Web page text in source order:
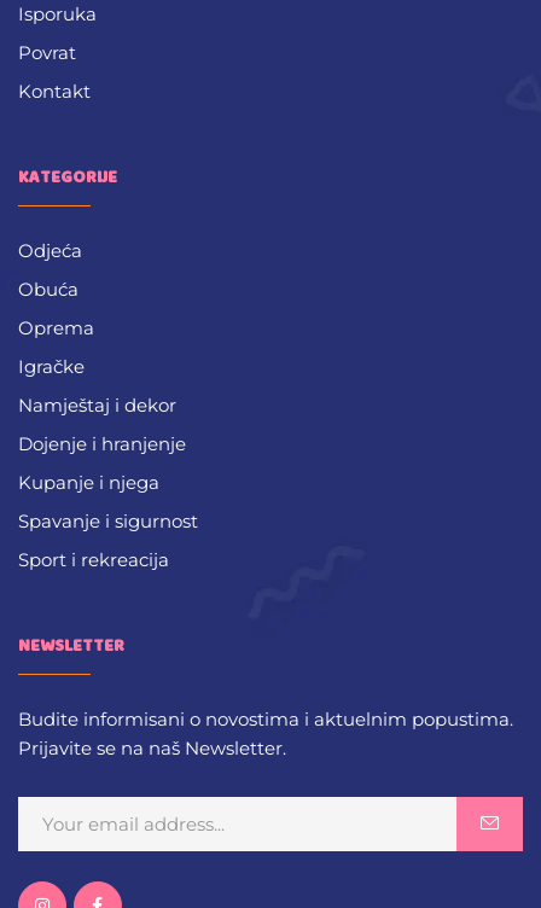
Isporuka
Povrat
Kontakt
KATEGORIJE
Odjeća
Obuća
Oprema
Igračke
Namještaj i dekor
Dojenje i hranjenje
Kupanje i njega
Spavanje i sigurnost
Sport i rekreacija
NEWSLETTER
Budite informisani o novostima i aktuelnim popustima.
Prijavite se na naš Newsletter.